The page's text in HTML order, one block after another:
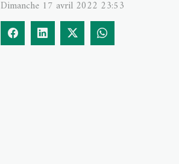
Dimanche 17 avril 2022 23:53